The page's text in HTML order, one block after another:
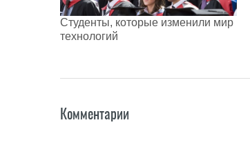
Студенты, которые изменили мир
технологий
Комментарии